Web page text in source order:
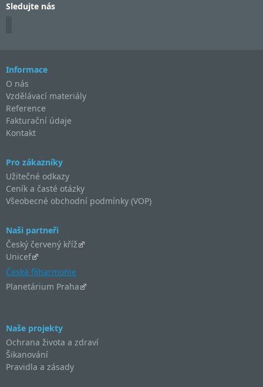
Sledujte nás
Informace
O nás
Vzdělávací materiály
Reference
Fakturační údaje
Kontakt
Pro zákazníky
Užitečné odkazy
Ceník a časté otázky
Všeobecné obchodní podmínky (VOP)
Naši partneři
Český červený kříž
Unicef
Česká filharmonie
Planetárium Praha
Naše projekty
Ochrana života a zdraví
Šikanování
Pravidla a zásady